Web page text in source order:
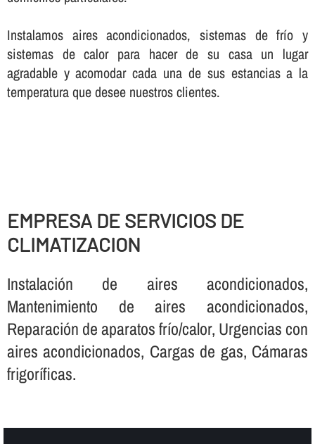
Instalamos aires acondicionados, sistemas de frí­o y
sistemas de calor para hacer de su casa un lugar
agradable y acomodar cada una de sus estancias a la
temperatura que desee nuestros clientes.
EMPRESA DE SERVICIOS DE
CLIMATIZACION
Instalación de aires acondicionados,
Mantenimiento de aires acondicionados,
Reparación de aparatos frí­o/calor, Urgencias con
aires acondicionados, Cargas de gas, Cámaras
frigorí­ficas.